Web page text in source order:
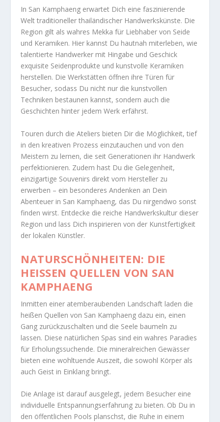
In San Kamphaeng erwartet Dich eine faszinierende
Welt traditioneller thailändischer Handwerkskünste. Die
Region gilt als wahres Mekka für Liebhaber von Seide
und Keramiken. Hier kannst Du hautnah miterleben, wie
talentierte Handwerker mit Hingabe und Geschick
exquisite Seidenprodukte und kunstvolle Keramiken
herstellen. Die Werkstätten öffnen ihre Türen für
Besucher, sodass Du nicht nur die kunstvollen
Techniken bestaunen kannst, sondern auch die
Geschichten hinter jedem Werk erfährst.
Touren durch die Ateliers bieten Dir die Möglichkeit, tief
in den kreativen Prozess einzutauchen und von den
Meistern zu lernen, die seit Generationen ihr Handwerk
perfektionieren. Zudem hast Du die Gelegenheit,
einzigartige Souvenirs direkt vom Hersteller zu
erwerben – ein besonderes Andenken an Dein
Abenteuer in San Kamphaeng, das Du nirgendwo sonst
finden wirst. Entdecke die reiche Handwerkskultur dieser
Region und lass Dich inspirieren von der Kunstfertigkeit
der lokalen Künstler.
NATURSCHÖNHEITEN: DIE
HEISSEN QUELLEN VON SAN K
AMPHAENG
Inmitten einer atemberaubenden Landschaft laden die
heißen Quellen von San Kamphaeng dazu ein, einen
Gang zurückzuschalten und die Seele baumeln zu
lassen. Diese natürlichen Spas sind ein wahres Paradies
für Erholungssuchende. Die mineralreichen Gewässer
bieten eine wohltuende Auszeit, die sowohl Körper als
auch Geist in Einklang bringt.
Die Anlage ist darauf ausgelegt, jedem Besucher eine
individuelle Entspannungserfahrung zu bieten. Ob Du in
den öffentlichen Pools planschst, die Ruhe in einem